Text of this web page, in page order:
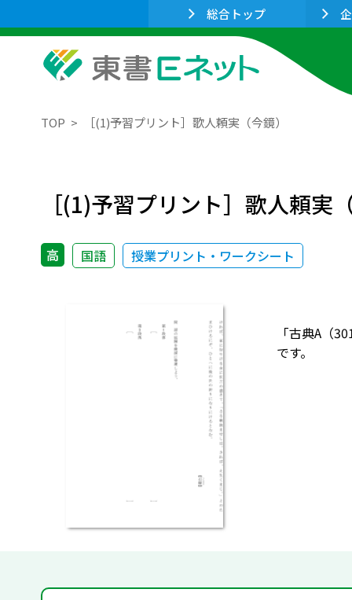
総合トップ
TOP ［(1)予習プリント］歌人頼実（今鏡）
［(1)予習プリント］歌人頼実
高 国語 授業プリント・ワークシート
「古典A（
です。